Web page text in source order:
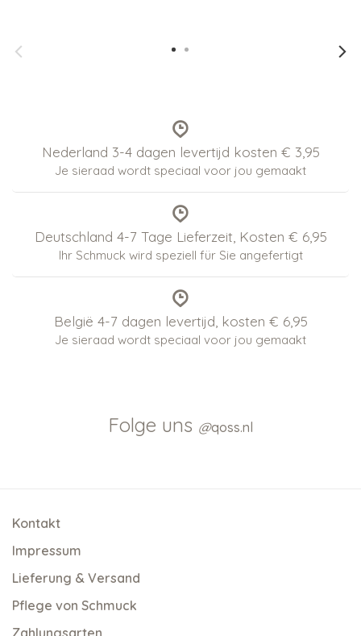
Nederland 3-4 dagen levertijd kosten € 3,95
Je sieraad wordt speciaal voor jou gemaakt
Deutschland 4-7 Tage Lieferzeit, Kosten € 6,95
Ihr Schmuck wird speziell für Sie angefertigt
België 4-7 dagen levertijd, kosten € 6,95
Je sieraad wordt speciaal voor jou gemaakt
Folge uns @qoss.nl
Kontakt
Impressum
Lieferung & Versand
Pflege von Schmuck